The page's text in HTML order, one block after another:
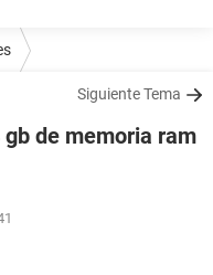
Siguiente Tema
de memoria ram